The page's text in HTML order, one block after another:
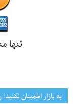
تنها
به بازار اطمینان